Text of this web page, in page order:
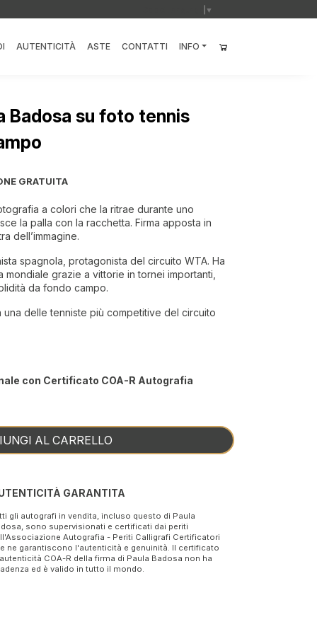
▼
AUTENTICITÀ ASTE CONTATTI INFO
Badosa su foto tennis
GRATUITA
a colori che la ritrae durante uno
la palla con la racchetta. Firma apposta in
dell’immagine.
spagnola, protagonista del circuito WTA. Ha
grazie a vittorie in tornei importanti,
da fondo campo.
delle tenniste più competitive del circuito
con Certificato COA-R Autografia
AL CARRELLO
GARANTITA
gli autografi in vendita, incluso questo di Paula
sono supervisionati e certificati dai periti
Autografia - Periti Calligrafi Certificatori
ne garantiscono l'autenticità e genuinità. Il certificato
COA-R della firma di Paula Badosa non ha
ed è valido in tutto il mondo.